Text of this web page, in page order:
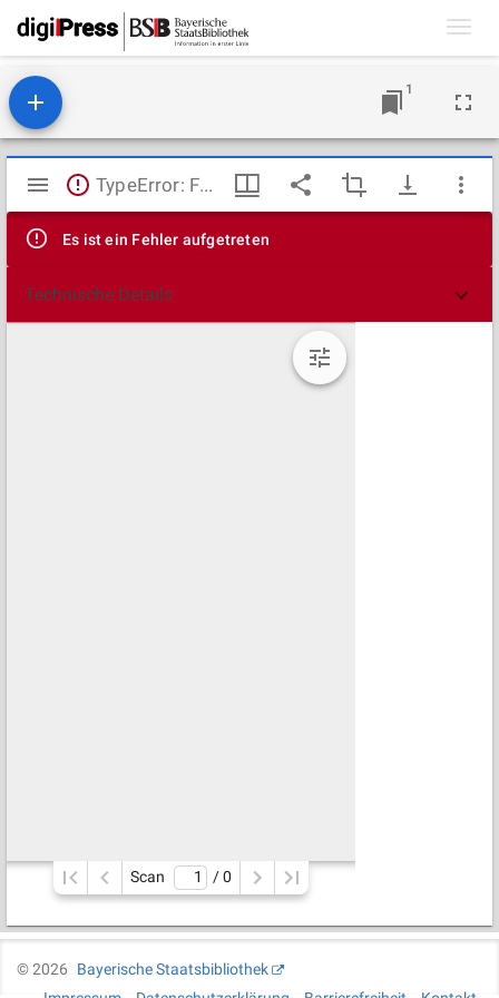
1
Mirador
Viewer
TypeError: Failed to fetch
Es ist ein Fehler aufgetreten
Technische Details
Scan / 0
©2026
Bayerische Staatsbibliothek